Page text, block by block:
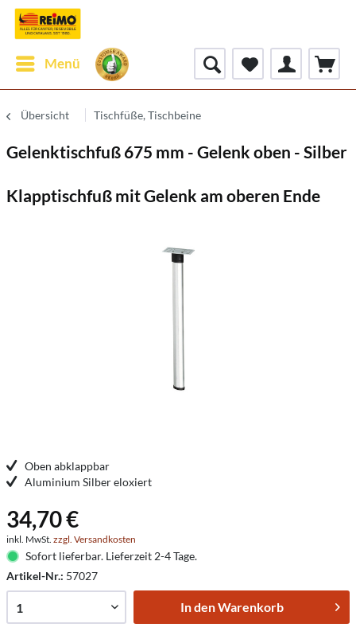
Menü
Übersicht Tischfüße, Tischbeine
Gelenktischfuß 675 mm - Gelenk oben - Silber
Klapptischfuß mit Gelenk am oberen Ende
Oben abklappbar
Aluminium Silber eloxiert
34,70 €
inkl. MwSt. zzgl. Versandkosten
Sofort lieferbar. Lieferzeit 2-4 Tage.
Artikel-Nr.: 57027
In denWarenkorb